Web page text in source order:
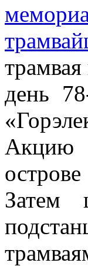
день
Акцию
Затем